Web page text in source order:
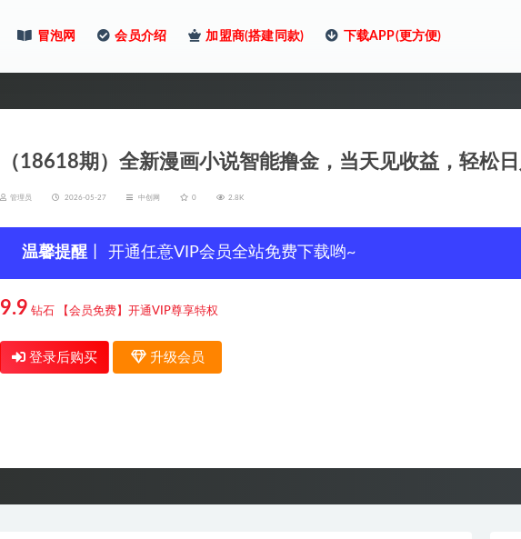
冒泡网 会员介绍 加盟商(搭建同款) 下载APP(更方便)
（18618期）全新漫画小说智能撸金，当天见收益，轻松
管理员 2026-05-27 中创网 0 2.8K
温馨提醒 丨 开通任意VIP会员全站免费下载哟~
9.9 钻石 【会员免费】开通VIP尊享特权
登录后购买 升级会员